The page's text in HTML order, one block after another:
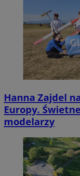
Hanna Zajdel
Europy.
modelarzy